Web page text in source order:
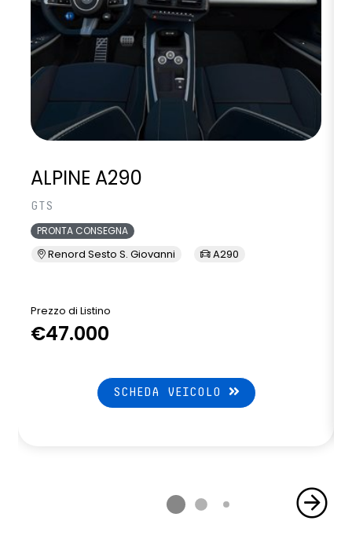
ALPINE A290
GTS
PRONTA CONSEGNA
Renord Sesto S. Giovanni A290
Prezzo di Listino
€47.000
SCHEDA VEICOLO